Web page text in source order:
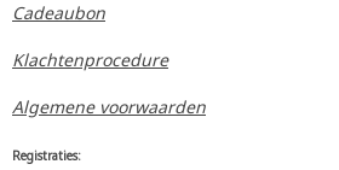
Cadeaubon
Klachtenprocedure
Algemene voorwaarden
Registraties: